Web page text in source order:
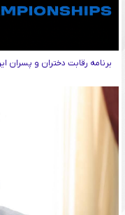
برنامه رقابت دختران و پسران